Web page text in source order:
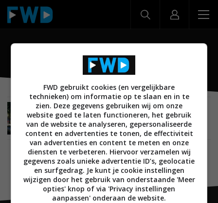
smart city
SMARTHOME 14 MAART 2020
Brainport Smart District: De smart community
van morgen
FWD gebruikt cookies (en vergelijkbare
technieken) om informatie op te slaan en in te
zien. Deze gegevens gebruiken wij om onze
website goed te laten functioneren, het gebruik
van de website te analyseren, gepersonaliseerde
content en advertenties te tonen, de effectiviteit
van advertenties en content te meten en onze
diensten te verbeteren. Hiervoor verzamelen wij
gegevens zoals unieke advertentie ID’s, geolocatie
en surfgedrag. Je kunt je cookie instellingen
wijzigen door het gebruik van onderstaande 'Meer
opties' knop of via 'Privacy instellingen
aanpassen' onderaan de website.